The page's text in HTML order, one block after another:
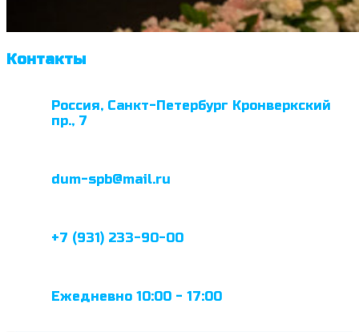
Контакты
Россия, Санкт-Петербург Кронверкский
пр., 7
dum-spb@mail.ru
+7 (931) 233-90-00
Ежедневно 10:00 - 17:00